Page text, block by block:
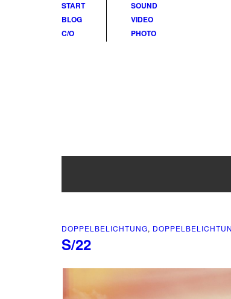
START
BLOG
C/O
SOUND
VIDEO
PHOTO
DOPPELBELICHTUNG,
S/22